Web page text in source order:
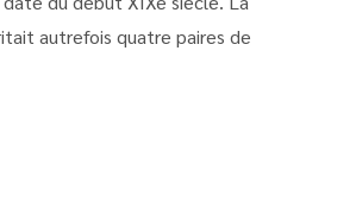
autrefois quatre paires de